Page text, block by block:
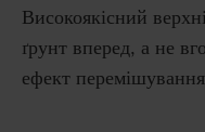
Високоякісний
ґрунт вперед, а не
ефект